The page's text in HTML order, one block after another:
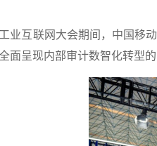
互联网大会期间，中国移动
面呈现内部审计数智化转型